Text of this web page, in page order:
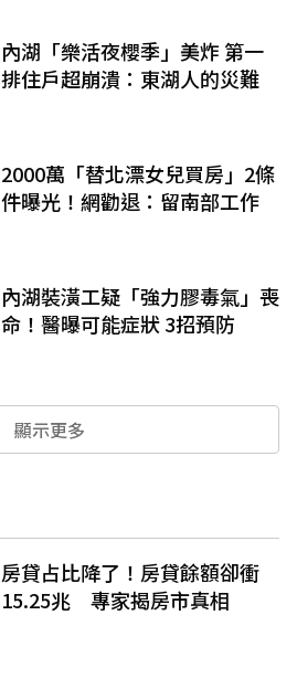
內湖「樂活夜櫻季」美炸 第一
排住戶超崩潰：東湖人的災難
2000萬「替北漂女兒買房」2條
件曝光！網勸退：留南部工作
內湖裝潢工疑「強力膠毒氣」喪
命！醫曝可能症狀 3招預防
顯示更多
房貸占比降了！房貸餘額卻衝
15.25兆 專家揭房市真相